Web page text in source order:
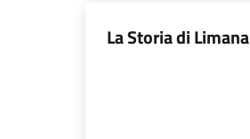
La Storia di Limana